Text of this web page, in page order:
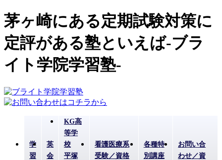
茅ヶ崎にある定期試験対策に
定評がある塾といえば-ブラ
イト学院学習塾-
学
習
英
会
KG高
等学
校
平塚
看護医療系
受験／資格
各種特
別講座
お問い合
わせ／資